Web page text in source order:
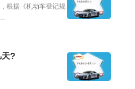
根据《机动车登记规
?